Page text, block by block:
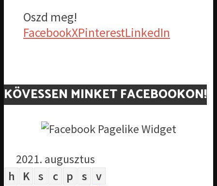
Oszd meg!
FacebookXPinterestLinkedIn
KÖVESSEN MINKET FACEBOOKON!
2021. augusztus
h
K s c p s
v